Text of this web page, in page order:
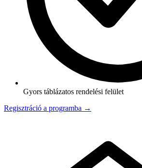
Gyors táblázatos rendelési felület
Regisztráció a programba →